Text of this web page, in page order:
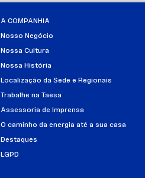
A COMPANHIA
Nosso Negócio
Nossa Cultura
Nossa História
Localização da Sede e Regionais
Trabalhe na Taesa
Assessoria de Imprensa
O caminho da energia até a sua casa
Destaques
LGPD